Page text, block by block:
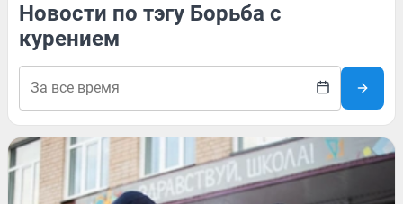
Новости по тэгу Борьба с
курением